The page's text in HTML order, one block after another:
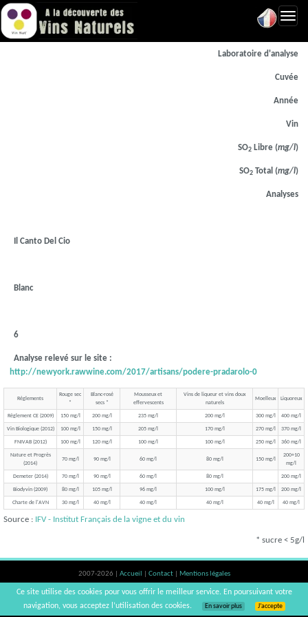
Laboratoire d'analyse
Cuvée
Année
Vin
SO2 Libre (mg/l)
SO2 Total (mg/l)
Analyses
Il Canto Del Cio
Blanc
6
Analyse relevé sur le site :
http://newyork.rawwine.com/2017/artisans/podere-pradarolo-0
Réglements
Rouge sec
*
Blanc-rosé
secs *
Mousseux et
effervescents
Vins de liqueur et vins doux
naturels
Moelleux Liquoreux
Règlement CE (2009) 150 mg/l 200 mg/l 235 mg/l 200 mg/l 300 mg/l 400 mg/l
Vin Biologique (2012) 100 mg/l 150 mg/l 205 mg/l 170 mg/l 270 mg/l 370 mg/l
FNIVAB (2012) 100 mg/l 120 mg/l 100 mg/l 100 mg/l 250 mg/l 360 mg/l
Nature et Progrès
(2014)
70 mg/l 90 mg/l 60 mg/l 80 mg/l 150 mg/l
200+10
mg/l
Demeter (2014) 70 mg/l 90 mg/l 60 mg/l 80 mg/l 200 mg/l
Biodyvin (2009) 80 mg/l 105 mg/l 96 mg/l 100 mg/l 175 mg/l 200 mg/l
Charte de l'AVN 30 mg/l 40 mg/l 40 mg/l 40 mg/l 40 mg/l 40 mg/l
Source : IFV - Institut Français de la vigne et du vin
* sucre < 5g/l
2007-2026 | Accueil Contact
Mentions légales
L'abus d'alcool est dangereux pour la santé, à consommer avec modération. |
vinsnaturels | v3.12
Ce site utilise des cookies pour vous offrir le meilleur service. En poursuivant votre
navigation, vous acceptez l’utilisation des cookies.
En savoir plus J’accepte